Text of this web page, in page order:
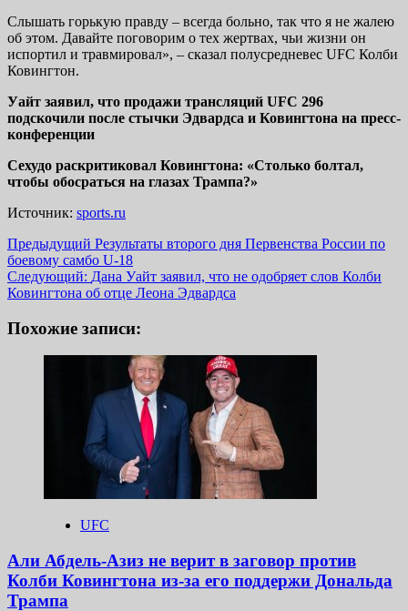
Слышать горькую правду – всегда больно, так что я не жалею
об этом. Давайте поговорим о тех жертвах, чьи жизни он
испортил и травмировал», – сказал полусредневес UFC Колби
Ковингтон.
Уайт заявил, что продажи трансляций UFC 296
подскочили после стычки Эдвардса и Ковингтона на пресс-
конференции
Сехудо раскритиковал Ковингтона: «Столько болтал,
чтобы обосраться на глазах Трампа?»
Источник: sports.ru
Навигация
записи
Предыдущий Результаты второго дня Первенства России по
боевому самбо U-18
Следующий: Дана Уайт заявил, что не одобряет слов Колби
Ковингтона об отце Леона Эдвардса
Похожие записи:
UFC
Али Абдель-Азиз не верит в заговор против
Колби Ковингтона из-за его поддержи Дональда
Трампа